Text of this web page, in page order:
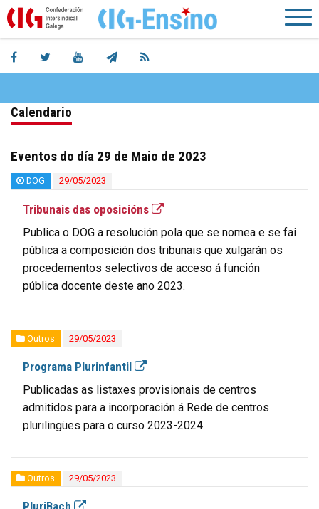
Calendario
Eventos do día 29 de Maio de 2023
DOG 29/05/2023
Tribunais das oposicións
Publica o DOG a resolución pola que se nomea e se fai
pública a composición dos tribunais que xulgarán os
procedementos selectivos de acceso á función
pública docente deste ano 2023.
Outros 29/05/2023
Programa Plurinfantil
Publicadas as listaxes provisionais de centros
admitidos para a incorporación á Rede de centros
plurilingües para o curso 2023-2024.
Outros 29/05/2023